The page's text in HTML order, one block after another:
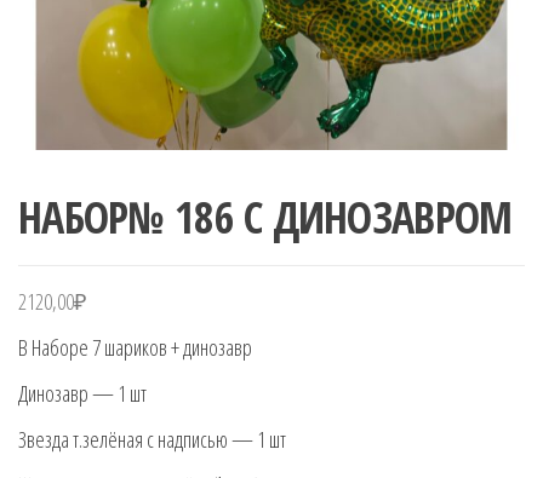
НАБОР№ 186 С ДИНОЗАВРОМ
2120,00₽
В Наборе 7 шариков + динозавр
Динозавр — 1 шт
Звезда т.зелёная с надписью — 1 шт